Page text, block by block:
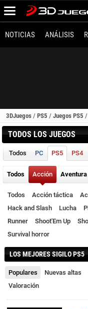
NOTICIAS ANÁLISIS
3DJuegos / PS5 / Juegos PS5 /
TODOS LOS JUEGOS
Todos PC PS5 PS4
Todos Acción Aventura
Todos Acción táctica
Hack and Slash
Lucha
Runner
Shoot'Em Up
Survival horror
LOS MEJORES SIGILO PS5
Populares Nuevas altas
Valoración